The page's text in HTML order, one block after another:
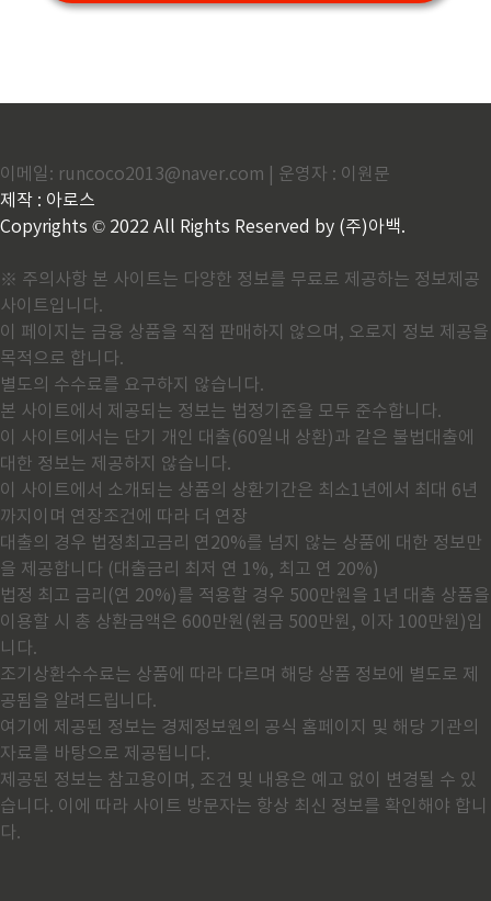
이메일: runcoco2013@naver.com | 운영자 : 이원문
제작 : 아로스
Copyrights © 2022 All Rights Reserved by (주)아백.
※ 주의사항 본 사이트는 다양한 정보를 무료로 제공하는 정보제공
사이트입니다.
이 페이지는 금융 상품을 직접 판매하지 않으며, 오로지 정보 제공을
목적으로 합니다.
별도의 수수료를 요구하지 않습니다.
본 사이트에서 제공되는 정보는 법정기준을 모두 준수합니다.
이 사이트에서는 단기 개인 대출(60일내 상환)과 같은 불법대출에
대한 정보는 제공하지 않습니다.
이 사이트에서 소개되는 상품의 상환기간은 최소1년에서 최대 6년
까지이며 연장조건에 따라 더 연장
대출의 경우 법정최고금리 연20%를 넘지 않는 상품에 대한 정보만
을 제공합니다 (대출금리 최저 연 1%, 최고 연 20%)
법정 최고 금리(연 20%)를 적용할 경우 500만원을 1년 대출 상품을
이용할 시 총 상환금액은 600만원(원금 500만원, 이자 100만원)입
니다.
조기상환수수료는 상품에 따라 다르며 해당 상품 정보에 별도로 제
공됨을 알려드립니다.
여기에 제공된 정보는 경제정보원의 공식 홈페이지 및 해당 기관의
자료를 바탕으로 제공됩니다.
제공된 정보는 참고용이며, 조건 및 내용은 예고 없이 변경될 수 있
습니다. 이에 따라 사이트 방문자는 항상 최신 정보를 확인해야 합니
다.